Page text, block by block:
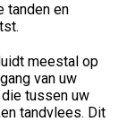
tanden en
meestal op
van uw
tussen uw
tandvlees. Dit